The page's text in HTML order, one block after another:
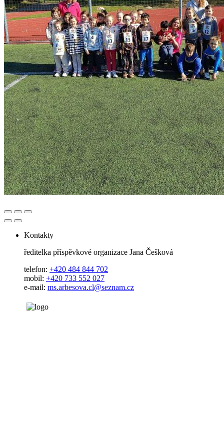
Kontakty
ředitelka příspěvkové organizace Jana Češková
telefon: +420 484 844 702
mobil: +420 733 552 027
e-mail: ms.arbesova.cl@seznam.cz